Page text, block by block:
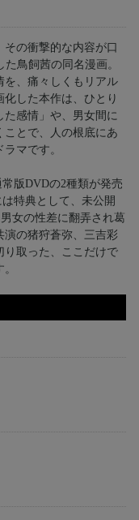
の衝撃的な内容が口
鳥飼茜の同名漫画。
を、痛々しくもリアル
した本作は、ひとり
感情」や、男女間に
とで、人の根底にあ
マです。
版DVDの2種類が発売
特典として、未公開
女の性差に翻弄され葛
演の猪狩蒼弥、三吉彩
り取った、ここだけで